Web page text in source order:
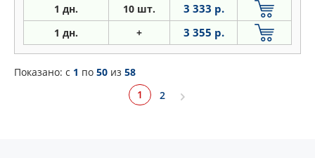
1 дн. 10 шт. 3 333 р.
1 дн. + 3 355 р.
Показано: c 1 по 50 из 58
1
2